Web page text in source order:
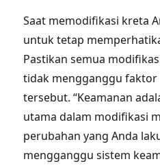
Saat memodifikasi kreta
untuk tetap
Pastikan semua
tidak mengganggu
tersebut. “Keamanan
utama dalam modifikasi
perubahan yang Anda
mengganggu sistem